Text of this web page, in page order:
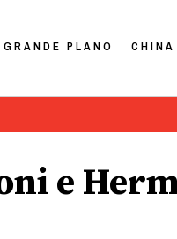
GRANDE PLANO CHINA
e